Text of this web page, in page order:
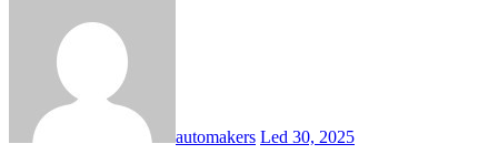
automakers Led 30, 2025